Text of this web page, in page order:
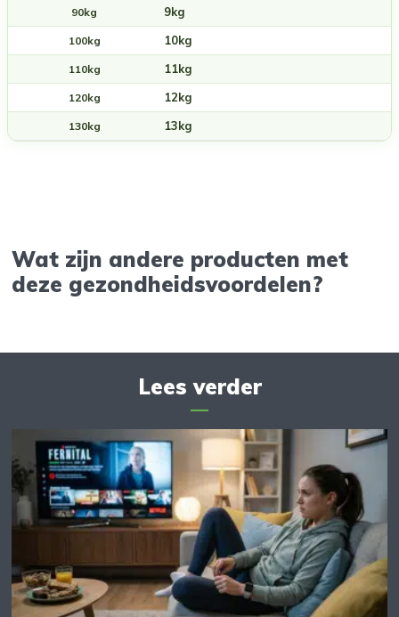
90kg 9kg
100kg 10kg
110kg 11kg
120kg 12kg
130kg 13kg
Wat zijn andere producten met
deze gezondheidsvoordelen?
Lees verder